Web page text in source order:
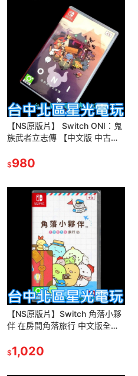
【NS原版片】 Switch ONI：鬼
族武者立志傳 【中文版 中古二
$980
【NS原版片】Switch 角落小夥
伴 在房間角落旅行 中文版全新
$1,020